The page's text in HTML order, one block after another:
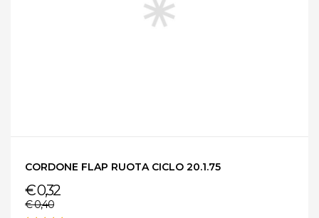
CORDONE FLAP RUOTA CICLO 20.1.75
€ 0,32
€ 0,40